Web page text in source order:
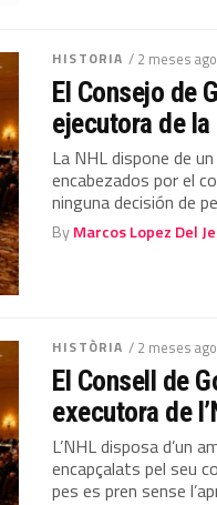
HISTORIA / 2 meses ago
El Consejo de
ejecutora de la
La NHL dispone de
encabezados por el
ninguna decisión de
ByMarcos Lopez Del
HISTÒRIA / 2 meses ago
El Consell de
executora de
L’NHL disposa d’un
encapçalats pel seu
pes es pren sense